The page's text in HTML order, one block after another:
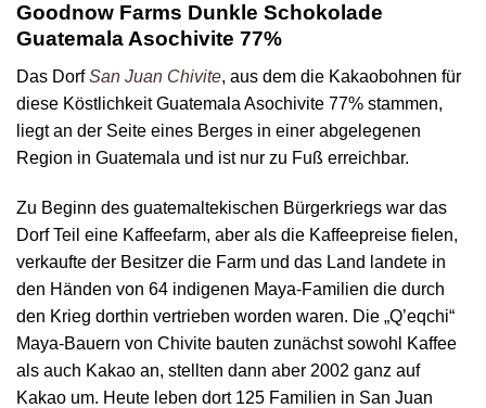
Goodnow Farms Dunkle Schokolade
Guatemala Asochivite 77%
Das DorfSan Juan Chivite, aus dem die Kakaobohnen für
diese Köstlichkeit Guatemala Asochivite 77% stammen,
liegt an der Seite eines Berges in einer abgelegenen
Region in Guatemala und ist nur zu Fuß erreichbar.
Zu Beginn des guatemaltekischen Bürgerkriegs war das
Dorf Teil eine Kaffeefarm, aber als die Kaffeepreise fielen,
verkaufte der Besitzer die Farm und das Land landete in
den Händen von 64 indigenen Maya-Familien die durch
den Krieg dorthin vertrieben worden waren. Die „Q’eqchi“
Maya-Bauern von Chivite bauten zunächst sowohl Kaffee
als auch Kakao an, stellten dann aber 2002 ganz auf
Kakao um. Heute leben dort 125 Familien in San Juan